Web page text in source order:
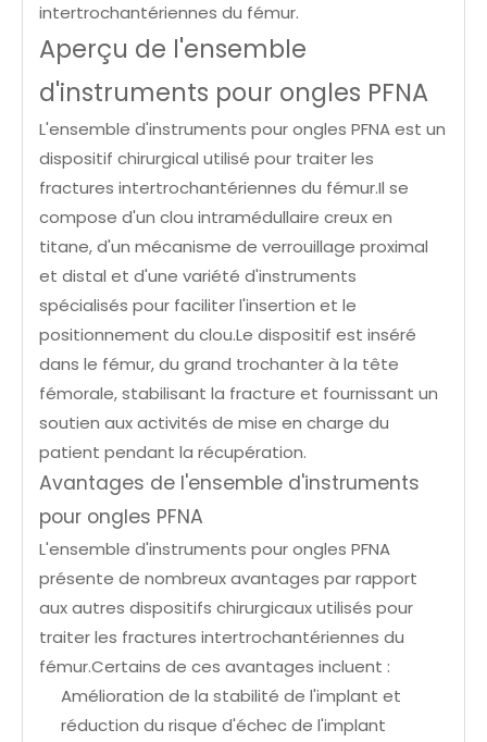
intertrochantériennes du fémur.
Aperçu de l'ensemble
d'instruments pour ongles PFNA
L'ensemble d'instruments pour ongles PFNA est un
dispositif chirurgical utilisé pour traiter les
fractures intertrochantériennes du fémur.Il se
compose d'un clou intramédullaire creux en
titane, d'un mécanisme de verrouillage proximal
et distal et d'une variété d'instruments
spécialisés pour faciliter l'insertion et le
positionnement du clou.Le dispositif est inséré
dans le fémur, du grand trochanter à la tête
fémorale, stabilisant la fracture et fournissant un
soutien aux activités de mise en charge du
patient pendant la récupération.
Avantages de l'ensemble d'instruments
pour ongles PFNA
L'ensemble d'instruments pour ongles PFNA
présente de nombreux avantages par rapport
aux autres dispositifs chirurgicaux utilisés pour
traiter les fractures intertrochantériennes du
fémur.Certains de ces avantages incluent :
Amélioration de la stabilité de l'implant et
réduction du risque d'échec de l'implant